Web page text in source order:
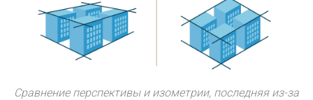
Сравнение перспективы и изометрии, последняя из-за